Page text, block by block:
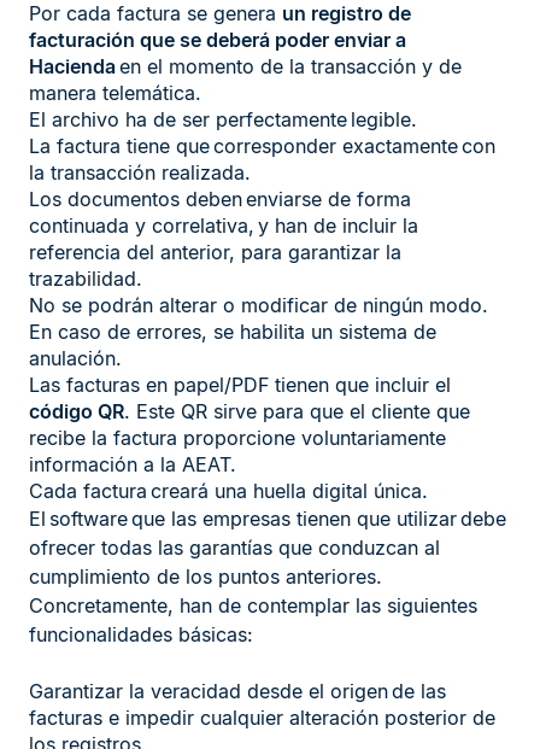
Por cada factura se genera un registro de
facturación que se deberá poder enviar a
Haciendaen el momento de la transacción y de
manera telemática.
El archivo ha de ser perfectamente legible.
La factura tiene que corresponder exactamente con
la transacción realizada.
Los documentos deben enviarse de forma
continuada y correlativa, y han de incluir la
referencia del anterior, para garantizar la
trazabilidad.
No se podrán alterar o modificar de ningún modo.
En caso de errores, se habilita un sistema de
anulación.
Las facturas en papel/PDF tienen que incluir el
código QR. Este QR sirve para que el cliente que
recibe la factura proporcione voluntariamente
información a la AEAT.
Cada factura creará una huella digital única.
El software que las empresas tienen que utilizar debe
ofrecer todas las garantías que conduzcan al
cumplimiento de los puntos anteriores.
Concretamente, han de contemplar las siguientes
funcionalidades básicas:
Garantizar la veracidad desde el origen de las
facturas e impedir cualquier alteración posterior de